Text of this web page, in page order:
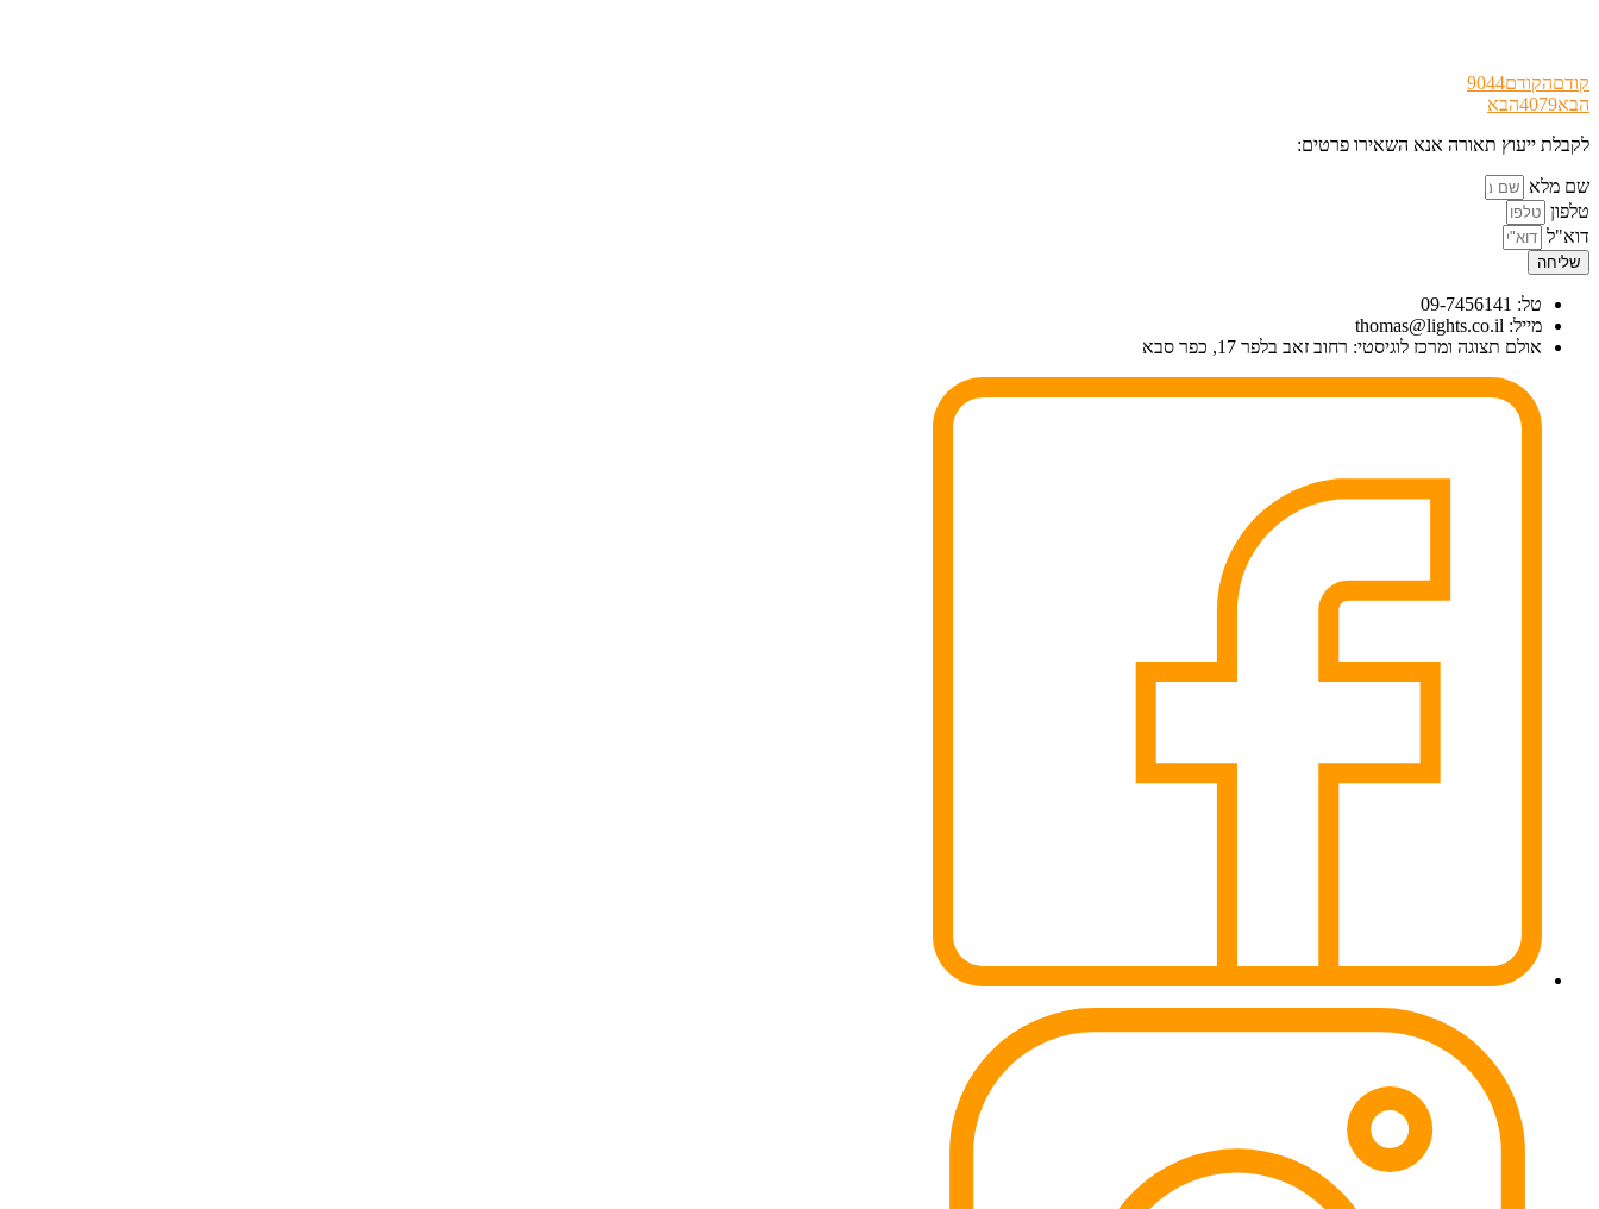
קודםהקודם9044
הבא4079הבא
לקבלת ייעוץ תאורה אנא השאירו פרטים:
שם מלא
טלפון
דוא"ל
שליחה
טל: 09-7456141
מייל: thomas@lights.co.il‬
אולם תצוגה ומרכז לוגיסטי: רחוב זאב בלפר 17, כפר סבא